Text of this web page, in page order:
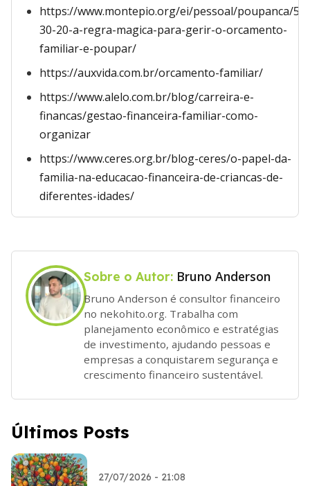
https://www.montepio.org/ei/pessoal/poupanca/50-
30-20-a-regra-magica-para-gerir-o-orcamento-
familiar-e-poupar/
https://auxvida.com.br/orcamento-familiar/
https://www.alelo.com.br/blog/carreira-e-
financas/gestao-financeira-familiar-como-
organizar
https://www.ceres.org.br/blog-ceres/o-papel-da-
familia-na-educacao-financeira-de-criancas-de-
diferentes-idades/
Sobre o Autor: Bruno Anderson
Bruno Anderson é consultor financeiro
no nekohito.org. Trabalha com
planejamento econômico e estratégias
de investimento, ajudando pessoas e
empresas a conquistarem segurança e
crescimento financeiro sustentável.
Últimos Posts
27/07/2026 - 21:08